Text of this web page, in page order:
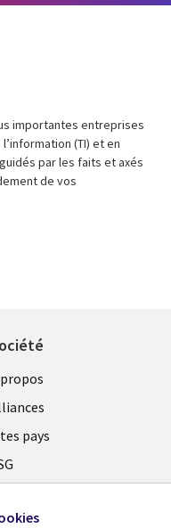
importantes entreprises
(TI) et en
par les faits et axés
de vos
pays